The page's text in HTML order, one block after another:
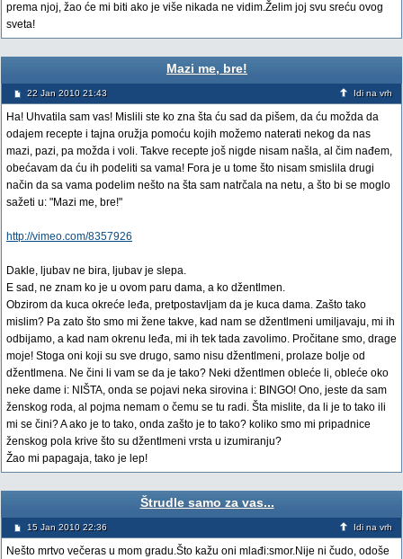
prema njoj, žao će mi biti ako je više nikada ne vidim.Želim joj svu sreću ovog
sveta!
Mazi me, bre!
22 Jan 2010 21:43 Idi na vrh
Ha! Uhvatila sam vas! Mislili ste ko zna šta ću sad da pišem, da ću možda da
odajem recepte i tajna oružja pomoću kojih možemo naterati nekog da nas
mazi, pazi, pa možda i voli. Takve recepte još nigde nisam našla, al čim nađem,
obećavam da ću ih podeliti sa vama! Fora je u tome što nisam smislila drugi
način da sa vama podelim nešto na šta sam natrčala na netu, a što bi se moglo
sažeti u: "Mazi me, bre!"
http://vimeo.com/8357926
Dakle, ljubav ne bira, ljubav je slepa.
E sad, ne znam ko je u ovom paru dama, a ko džentlmen.
Obzirom da kuca okreće leđa, pretpostavljam da je kuca dama. Zašto tako
mislim? Pa zato što smo mi žene takve, kad nam se džentlmeni umiljavaju, mi ih
odbijamo, a kad nam okrenu leđa, mi ih tek tada zavolimo. Pročitane smo, drage
moje! Stoga oni koji su sve drugo, samo nisu džentlmeni, prolaze bolje od
džentlmena. Ne čini li vam se da je tako? Neki džentlmen obleće li, obleće oko
neke dame i: NIŠTA, onda se pojavi neka sirovina i: BINGO! Ono, jeste da sam
ženskog roda, al pojma nemam o čemu se tu radi. Šta mislite, da li je to tako ili
mi se čini? A ako je to tako, onda zašto je to tako? koliko smo mi pripadnice
ženskog pola krive što su džentlmeni vrsta u izumiranju?
Žao mi papagaja, tako je lep!
Štrudle samo za vas...
15 Jan 2010 22:36 Idi na vrh
Nešto mrtvo večeras u mom gradu.Što kažu oni mlađi:smor.Nije ni čudo, odoše